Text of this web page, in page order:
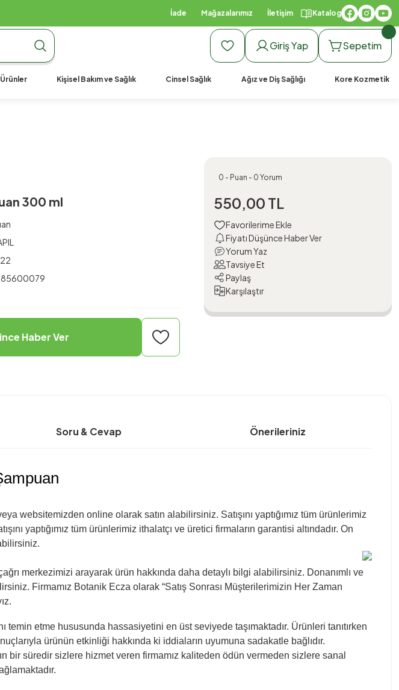
Üzeri Ücretsiz Kargo
İade Mağazalarımız İletişim Katalog
Giriş Yap Sepetim
Kişisel Bakım ve Sağlık Cinsel Sağlık Ağız ve Diş Sağlığı Kore Kozmetik
300 ml
Haber Ver
0 - Puan - 0 Yorum
550,00 TL
Fiyatı Düşünce Haber Ver
Yorum Yaz
Tavsiye Et
Paylaş
Karşılaştır
Soru & Cevap Önerileriniz
websitemizden online olarak satın alabilirsiniz. Satışını yaptığımız tüm ürünlerimiz
yaptığımız tüm ürünlerimiz ithalatçı ve üretici firmaların garantisi altındadır. On
merkezimizi arayarak ürün hakkında daha detaylı bilgi alabilirsiniz. Donanımlı ve
Firmamız Botanik Ecza olarak “Satış Sonrası Müşterilerimizin Her Zaman
etme hususunda hassasiyetini en üst seviyede taşımaktadır. Ürünleri tanıtırken
ürünün etkinliği hakkında ki iddiaların uyumuna sadakatle bağlıdır.
bir süredir sizlere hizmet veren firmamız kaliteden ödün vermeden sizlere sanal